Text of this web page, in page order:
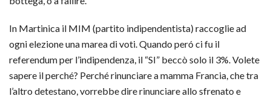
In Martinica il MIM (partito indipendentista) raccoglie ad
ogni elezione una marea di voti. Quando peró ci fu il
referendum per l’indipendenza, il “SI” beccò solo il 3%. Volete
sapere il perché? Perché rinunciare a mamma Francia, che tra
l’altro detestano, vorrebbe dire rinunciare allo sfrenato e